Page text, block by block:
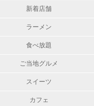
新着店舗
ラーメン
食べ放題
ご当地グルメ
スイーツ
カフェ